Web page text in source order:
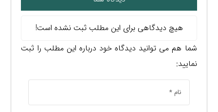
هیچ دیدگاهی برای این مطلب ثبت نشده است!
شما هم می توانید دیدگاه خود درباره این مطلب را ثبت
نمایید: